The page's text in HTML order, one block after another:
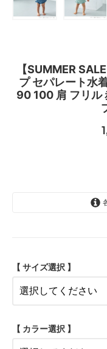
【SUMMER
プ セパレート水
90 100 肩 フリル
【 サイズ選択 】
【 カラー選択 】